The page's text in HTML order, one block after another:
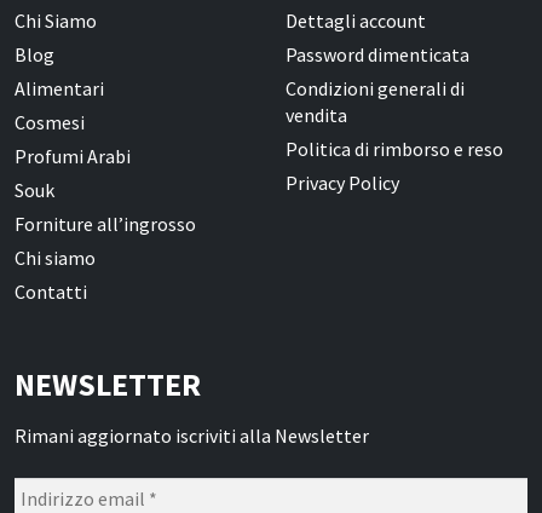
Chi Siamo
Blog
Alimentari
Cosmesi
Profumi Arabi
Souk
Forniture all’ingrosso
Chi siamo
Contatti
Dettagli account
Password dimenticata
Condizioni generali di
vendita
Politica di rimborso e reso
Privacy Policy
NEWSLETTER
Rimani aggiornato iscriviti alla Newsletter